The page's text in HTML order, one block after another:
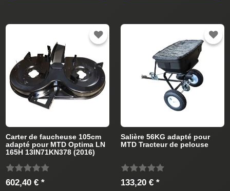
Carter de faucheuse 105cm
adapté pour MTD Optima LN
165H 13IN71KN378 (2016)
602,40 € *
Salière 56KG adapté pour
MTD Tracteur de pelouse
133,20 € *